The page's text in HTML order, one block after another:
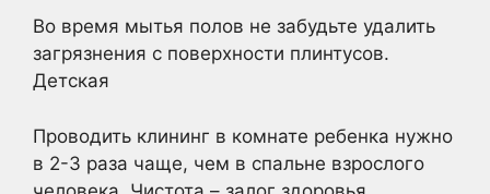
Во время мытья полов не забудьте удалить
загрязнения с поверхности плинтусов.
Детская
Проводить клининг в комнате ребенка нужно
в 2-3 раза чаще, чем в спальне взрослого